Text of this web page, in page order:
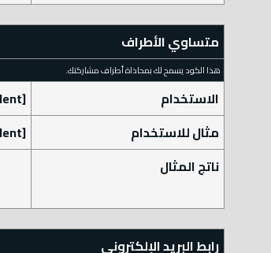
متساوي الأطراف
هذا الكود يسمح لك بمحاذاة أطراف مشاركتك.
الاستخدام [indent]
مثال للاستخدام
[indent]هذا النص متساوي الأطراف[/indent]
ناتج المثال
رابط البريد الإلكتروني